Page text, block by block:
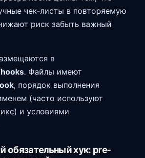
чек-листы в повторяемую
риск забыть важный
в
. Файлы имеют
, порядок выполнения
(часто используют
и условиями
обязательный хук: pre-